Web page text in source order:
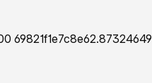
69821f1e7c8e62.87324649